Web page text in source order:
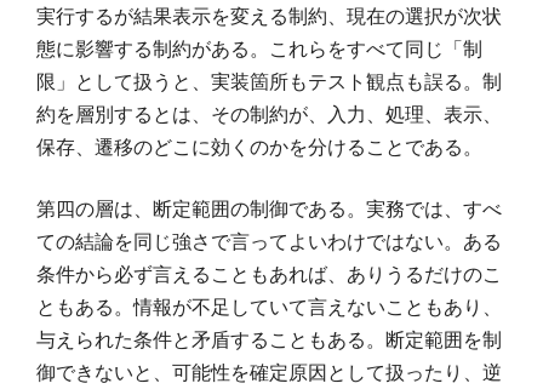
実行するが結果表示を変える制約、現在の選択が次状
態に影響する制約がある。これらをすべて同じ「制
限」として扱うと、実装箇所もテスト観点も誤る。制
約を層別するとは、その制約が、入力、処理、表示、
保存、遷移のどこに効くのかを分けることである。
第四の層は、断定範囲の制御である。実務では、すべ
ての結論を同じ強さで言ってよいわけではない。ある
条件から必ず言えることもあれば、ありうるだけのこ
ともある。情報が不足していて言えないこともあり、
与えられた条件と矛盾することもある。断定範囲を制
御できないと、可能性を確定原因として扱ったり、逆